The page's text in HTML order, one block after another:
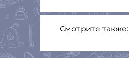
Смотрите